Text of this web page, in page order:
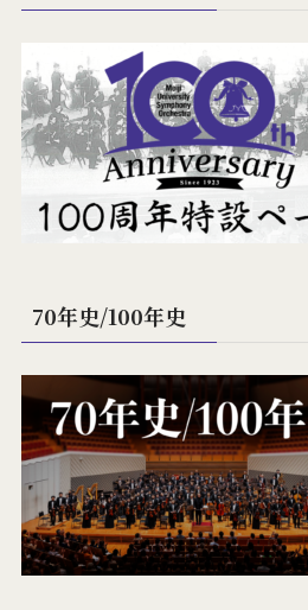
70年史/100年史